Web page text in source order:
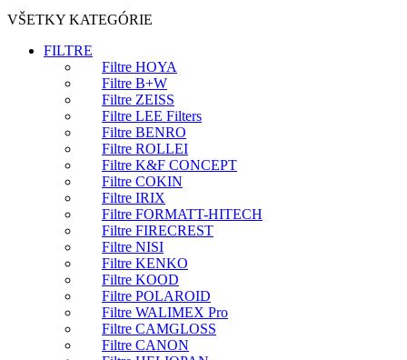
VŠETKY KATEGÓRIE
FILTRE
Filtre HOYA
Filtre B+W
Filtre ZEISS
Filtre LEE Filters
Filtre BENRO
Filtre ROLLEI
Filtre K&F CONCEPT
Filtre COKIN
Filtre IRIX
Filtre FORMATT-HITECH
Filtre FIRECREST
Filtre NISI
Filtre KENKO
Filtre KOOD
Filtre POLAROID
Filtre WALIMEX Pro
Filtre CAMGLOSS
Filtre CANON